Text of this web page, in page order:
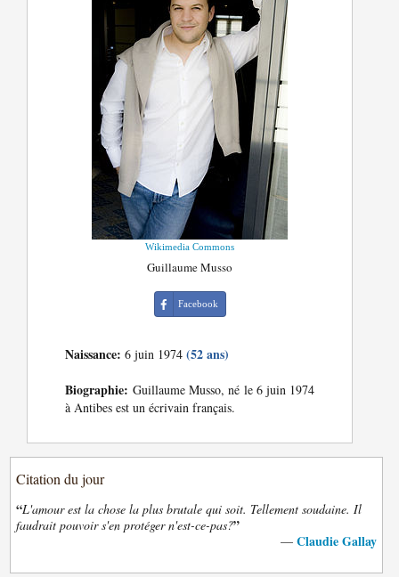
Wikimedia Commons
Guillaume Musso
Facebook
Naissance: 6 juin 1974(52 ans)
Biographie: Guillaume Musso, né le 6 juin 1974
à Antibes est un écrivain français.
Citation du jour
“L'amour est la chose la plus brutale qui soit. Tellement soudaine. Il
faudrait pouvoir s'en protéger n'est-ce-pas?”
— Claudie Gallay